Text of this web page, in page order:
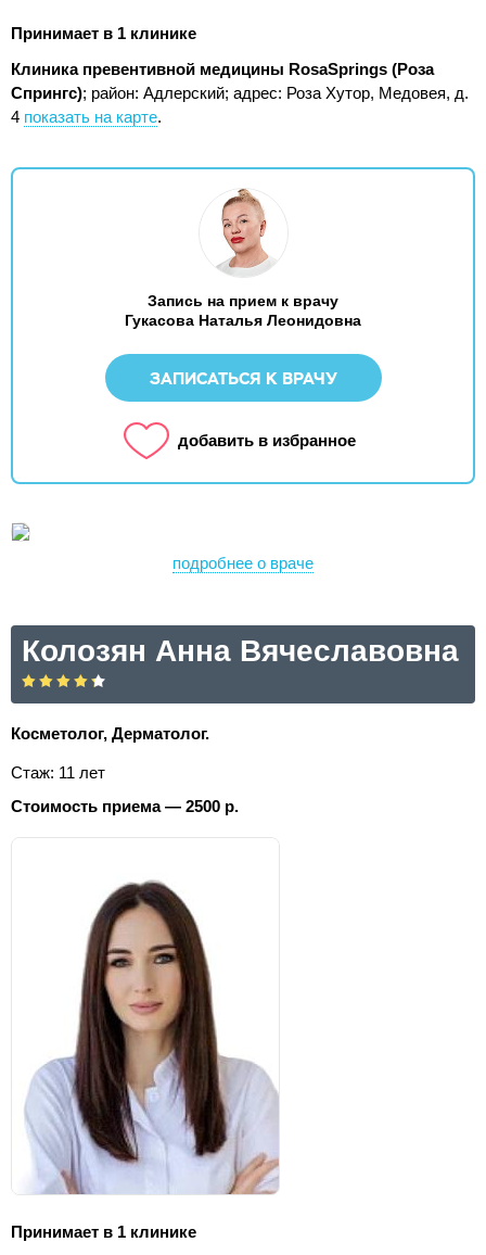
Принимает в 1 клинике
Клиника превентивной медицины RosaSprings (Роза
Спрингс); район: Адлерский; адрес: Роза Хутор, Медовея, д.
4 показать на карте.
Запись на прием к врачу
Гукасова Наталья Леонидовна
ЗАПИСАТЬСЯ К ВРАЧУ
добавить в избранное
подробнее о враче
Колозян Анна Вячеславовна
Косметолог, Дерматолог.
Стаж: 11 лет
Стоимость приема — 2500 р.
Принимает в 1 клинике